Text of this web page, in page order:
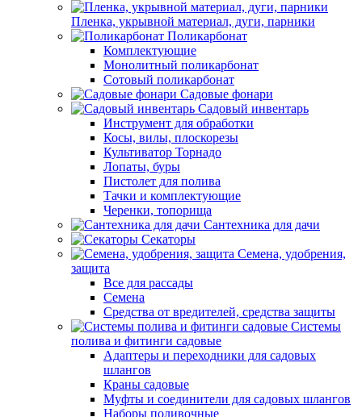
Пленка, укрывной материал, дуги, парники
Поликарбонат
Комплектующие
Монолитный поликарбонат
Сотовый поликарбонат
Садовые фонари
Садовый инвентарь
Инструмент для обработки
Косы, вилы, плоскорезы
Культиватор Торнадо
Лопаты, буры
Пистолет для полива
Тачки и комплектующие
Черенки, топорища
Сантехника для дачи
Секаторы
Семена, удобрения,
защита
Все для рассады
Семена
Средства от вредителей, средства защиты
Системы
полива и фитинги садовые
Адаптеры и переходники для садовых
шлангов
Краны садовые
Муфты и соединители для садовых шлангов
Наборы поливочные